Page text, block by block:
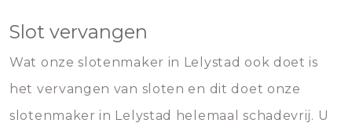
Slot vervangen
Wat onze slotenmaker in Lelystad ook doet is
het vervangen van sloten en dit doet onze
slotenmaker in Lelystad helemaal schadevrij. U